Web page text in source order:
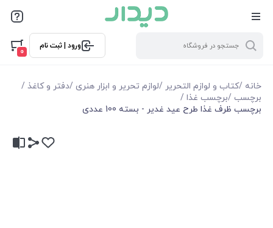
ورود | ثبت نام
0
خانه /کتاب و لوازم التحریر /لوازم تحریر و ابزار هنری /دفتر و کاغذ /
برچسب /برچسب غذا /
برچسب ظرف غذا طرح عید غدیر - بسته 100 عددی